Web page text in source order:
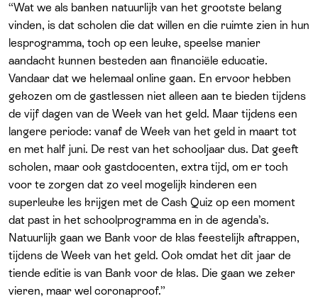
“Wat we als banken natuurlijk van het grootste belang
vinden, is dat scholen die dat willen en die ruimte zien in hun
lesprogramma, toch op een leuke, speelse manier
aandacht kunnen besteden aan financiële educatie.
Vandaar dat we helemaal online gaan. En ervoor hebben
gekozen om de gastlessen niet alleen aan te bieden tijdens
de vijf dagen van de Week van het geld. Maar tijdens een
langere periode: vanaf de Week van het geld in maart tot
en met half juni. De rest van het schooljaar dus. Dat geeft
scholen, maar ook gastdocenten, extra tijd, om er toch
voor te zorgen dat zo veel mogelijk kinderen een
superleuke les krijgen met de Cash Quiz op een moment
dat past in het schoolprogramma en in de agenda’s.
Natuurlijk gaan we Bank voor de klas feestelijk aftrappen,
tijdens de Week van het geld. Ook omdat het dit jaar de
tiende editie is van Bank voor de klas. Die gaan we zeker
vieren, maar wel coronaproof.”